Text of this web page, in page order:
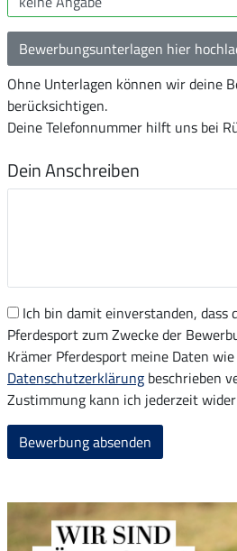
Bewerbungsunterlagen hier
Ohne Unterlagen können wir deine
berücksichtigen.
Deine Telefonnummer hilft uns bei
Dein Anschreiben
Ich bin damit einverstanden, dass
Pferdesport zum Zwecke der
Krämer Pferdesport meine Daten
Datenschutzerklärung beschrieben
Zustimmung kann ich jederzeit
Bewerbung absenden